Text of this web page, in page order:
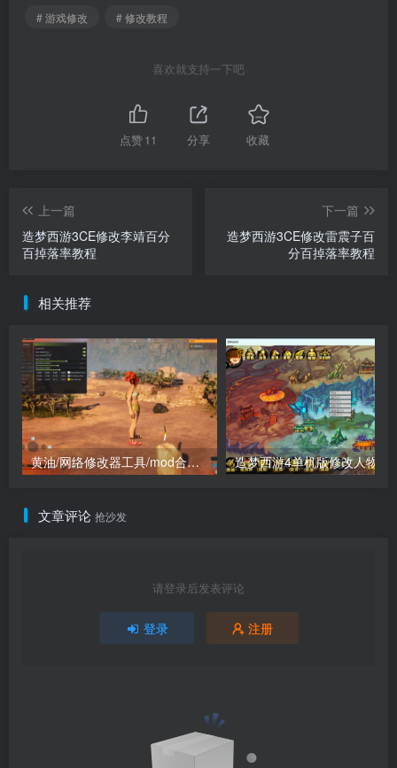
# 游戏修改
# 修改教程
喜欢就支持一下吧
点赞11 分享 收藏
上一篇
造梦西游3CE修改李靖百分
百掉落率教程
下一篇
造梦西游3CE修改雷震子百
分百掉落率教程
相关推荐
黄油/网络修改器工具/mod合集（点进来查看）
文章评论 抢沙发
请登录后发表评论
登录 注册